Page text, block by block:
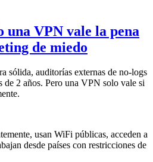
una VPN vale la pena
de miedo
sólida, auditorías externas de no-logs
de 2 años. Pero una VPN solo vale si
usan WiFi públicas, acceden a
desde países con restricciones de